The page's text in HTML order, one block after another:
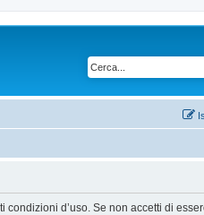
condizioni d’uso. Se non accetti di